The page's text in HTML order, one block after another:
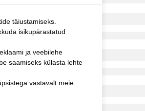
täiustamiseks.
isikupärastatud
ja veebilehe
saamiseks külasta lehte
vastavalt meie